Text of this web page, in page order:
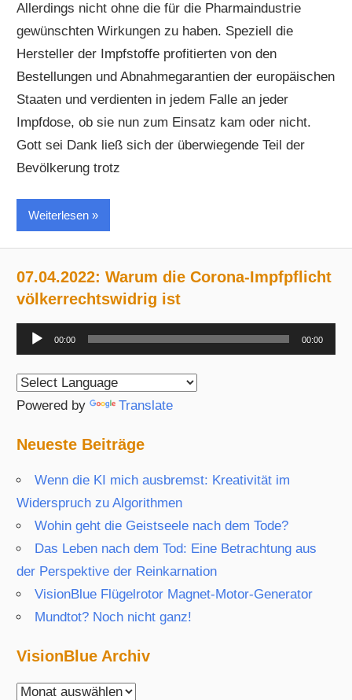
Allerdings nicht ohne die für die Pharmaindustrie
gewünschten Wirkungen zu haben. Speziell die
Hersteller der Impfstoffe profitierten von den
Bestellungen und Abnahmegarantien der europäischen
Staaten und verdienten in jedem Falle an jeder
Impfdose, ob sie nun zum Einsatz kam oder nicht.
Gott sei Dank ließ sich der überwiegende Teil der
Bevölkerung trotz
Weiterlesen
07.04.2022: Warum die Corona-Impfpflicht
völkerrechtswidrig ist
Audio-
Player
00:00 00:00
Powered by Translate
Neueste Beiträge
Wenn die KI mich ausbremst: Kreativität im
Widerspruch zu Algorithmen
Wohin geht die Geistseele nach dem Tode?
Das Leben nach dem Tod: Eine Betrachtung aus
der Perspektive der Reinkarnation
VisionBlue Flügelrotor Magnet-Motor-Generator
Mundtot? Noch nicht ganz!
VisionBlue Archiv
VisionBlue